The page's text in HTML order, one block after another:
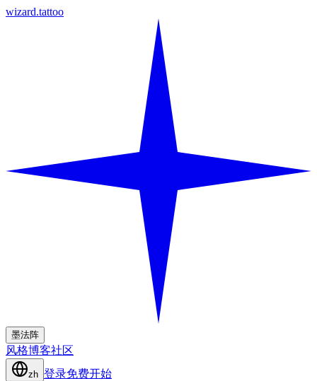
wizard.tattoo
墨法阵
风格博客社区
zh 登录免费开始